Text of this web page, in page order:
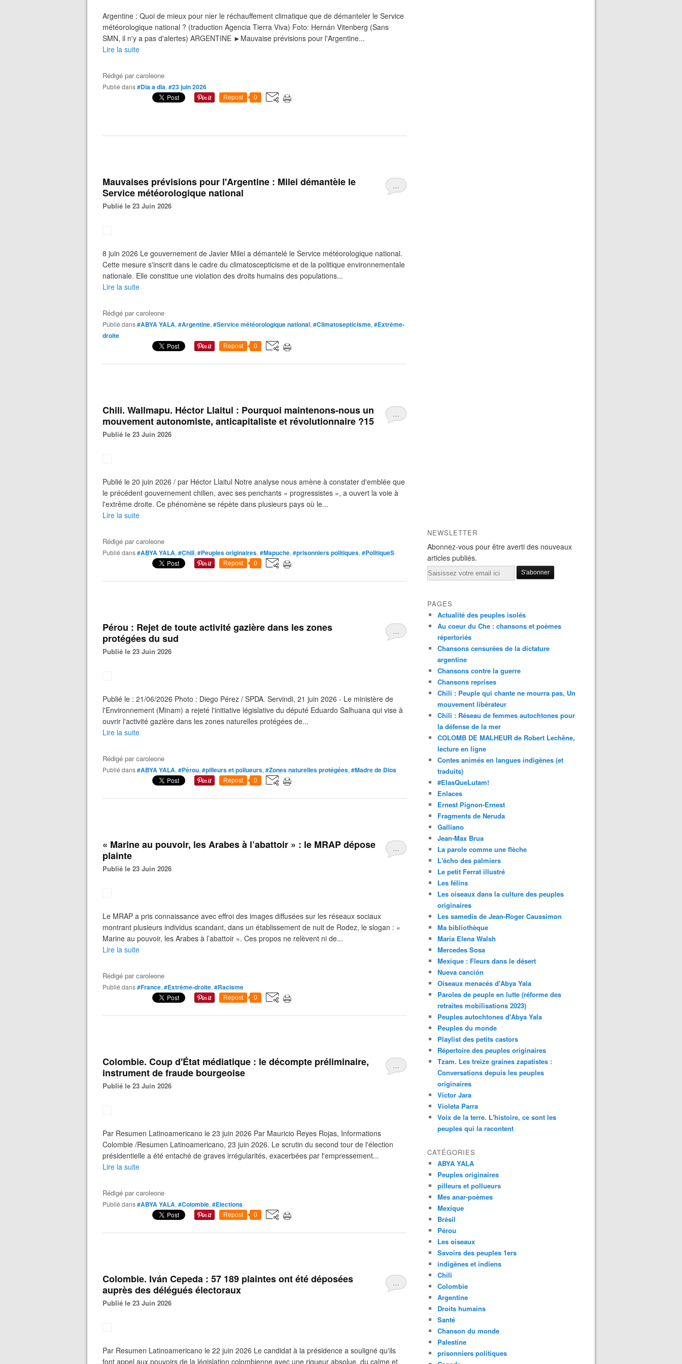
Argentine : Quoi de mieux pour nier le réchauffement climatique que de démanteler le Service
météorologique national ? (traduction Agencia Tierra Viva) Foto: Hernán Vitenberg (Sans
SMN, il n'y a pas d'alertes) ARGENTINE ►Mauvaise prévisions pour l'Argentine...
Lire la suite
Rédigé parcaroleone
Publié dans#Dia a dia, #23 juin 2026
Repost 0
…
Mauvaises prévisions pour l'Argentine : Milei démantèle le
Service météorologique national
Publié le 23 Juin 2026
8 juin 2026 Le gouvernement de Javier Milei a démantelé le Service météorologique national.
Cette mesure s'inscrit dans le cadre du climatoscepticisme et de la politique environnementale
nationale. Elle constitue une violation des droits humains des populations...
Lire la suite
Rédigé parcaroleone
Publié dans#ABYA YALA, #Argentine, #Service météorologique national, #Climatosepticisme, #Extrême-
droite
Repost 0
…
Chili. Wallmapu. Héctor Llaitul : Pourquoi maintenons-nous un
mouvement autonomiste, anticapitaliste et révolutionnaire ?15
Publié le 23 Juin 2026
Publié le 20 juin 2026 / par Héctor Llaitul Notre analyse nous amène à constater d'emblée que
le précédent gouvernement chilien, avec ses penchants « progressistes », a ouvert la voie à
l'extrême droite. Ce phénomène se répète dans plusieurs pays où le...
Lire la suite
Rédigé parcaroleone
Publié dans#ABYA YALA, #Chili, #Peuples originaires, #Mapuche, #prisonniers politiques, #PolitiqueS
Repost 0
…
Pérou : Rejet de toute activité gazière dans les zones
protégées du sud
Publié le 23 Juin 2026
Publié le : 21/06/2026 Photo : Diego Pérez / SPDA. Servindi, 21 juin 2026 - Le ministère de
l'Environnement (Minam) a rejeté l'initiative législative du député Eduardo Salhuana qui vise à
ouvrir l'activité gazière dans les zones naturelles protégées de...
Lire la suite
Rédigé parcaroleone
Publié dans#ABYA YALA, #Pérou, #pilleurs et pollueurs, #Zones naturelles protégées, #Madre de Dios
Repost 0
…
« Marine au pouvoir, les Arabes à l’abattoir » : le MRAP dépose
plainte
Publié le 23 Juin 2026
Le MRAP a pris connaissance avec effroi des images diffusées sur les réseaux sociaux
montrant plusieurs individus scandant, dans un établissement de nuit de Rodez, le slogan : «
Marine au pouvoir, les Arabes à l’abattoir ». Ces propos ne relèvent ni de...
Lire la suite
Rédigé parcaroleone
Publié dans#France, #Extrême-droite, #Racisme
Repost 0
…
Colombie. Coup d'État médiatique : le décompte préliminaire,
instrument de fraude bourgeoise
Publié le 23 Juin 2026
Par Resumen Latinoamericano le 23 juin 2026 Par Mauricio Reyes Rojas, Informations
Colombie /Resumen Latinoamericano, 23 juin 2026. Le scrutin du second tour de l'élection
présidentielle a été entaché de graves irrégularités, exacerbées par l'empressement...
Lire la suite
Rédigé parcaroleone
Publié dans#ABYA YALA, #Colombie, #Elections
Repost 0
…
Colombie. Iván Cepeda : 57 189 plaintes ont été déposées
auprès des délégués électoraux
Publié le 23 Juin 2026
Par Resumen Latinoamericano le 22 juin 2026 Le candidat à la présidence a souligné qu'ils
font appel aux pouvoirs de la législation colombienne avec une rigueur absolue, du calme et
NEWSLETTER
Abonnez-vous pour être averti des nouveaux
articles publiés.
Email
PAGES
Actualité des peuples isolés
Au coeur du Che : chansons et poèmes
répertoriés
Chansons censurées de la dictature
argentine
Chansons contre la guerre
Chansons reprises
Chili : Peuple qui chante ne mourra pas, Un
mouvement libérateur
Chili : Réseau de femmes autochtones pour
la défense de la mer
COLOMB DE MALHEUR de Robert Lechêne,
lecture en ligne
Contes animés en langues indigènes (et
traduits)
#ElasQueLutam!
Enlaces
Ernest Pignon-Ernest
Fragments de Neruda
Galliano
Jean-Max Brua
La parole comme une flèche
L'écho des palmiers
Le petit Ferrat illustré
Les félins
Les oiseaux dans la culture des peuples
originaires
Les samedis de Jean-Roger Caussimon
Ma bibliothèque
Maria Elena Walsh
Mercedes Sosa
Mexique : Fleurs dans le désert
Nueva canción
Oiseaux menacés d'Abya Yala
Paroles de peuple en lutte (réforme des
retraites mobilisations 2023)
Peuples autochtones d'Abya Yala
Peuples du monde
Playlist des petits castors
Répertoire des peuples originaires
Tzam. Les treize graines zapatistes :
Conversations depuis les peuples
originaires
Victor Jara
Violeta Parra
Voix de la terre. L'histoire, ce sont les
peuples qui la racontent
CATÉGORIES
ABYA YALA
Peuples originaires
pilleurs et pollueurs
Mes anar-poèmes
Mexique
Brésil
Pérou
Les oiseaux
Savoirs des peuples 1ers
indigènes et indiens
Chili
Colombie
Argentine
Droits humains
Santé
Chanson du monde
Palestine
prisonniers politiques